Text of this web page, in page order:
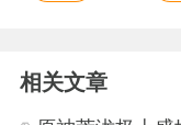
相关文章